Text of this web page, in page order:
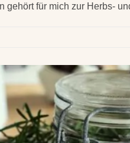
gehört für mich zur Herbs-